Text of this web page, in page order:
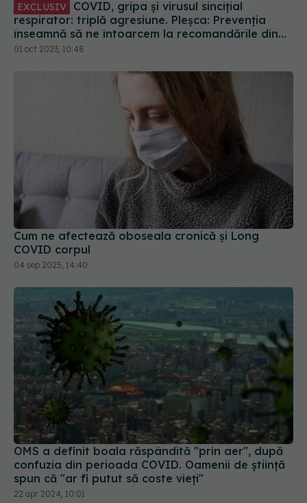
EXCLUSIV
respirator: triplă agresiune. Pleșca: Prevenția
înseamnă să ne întoarcem la recomandările din
timpul pandemiei!
01 oct 2023, 10:48
Cum ne afectează oboseala cronică și Long
COVID corpul
04 sep 2025, 14:40
OMS a definit boala răspândită "prin aer", după
confuzia din perioada COVID. Oamenii de știință
spun că "ar fi putut să coste vieți"
22 apr 2024, 10:01